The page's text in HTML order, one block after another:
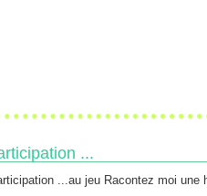
...
au jeu Racontez moi une